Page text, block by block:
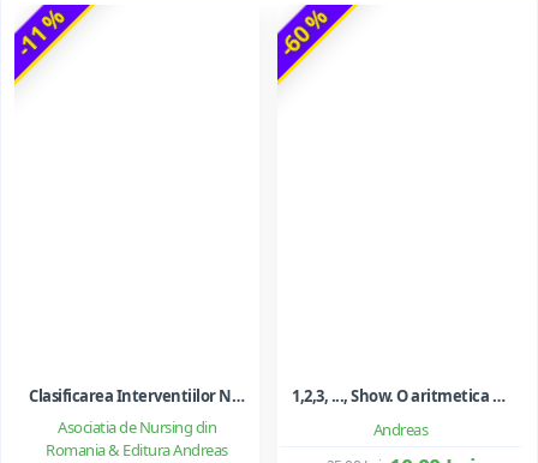
-11 %
Asociatia de Nursing din
Romania & Editura Andreas
Clasificarea Interventiilor Nursing (NIC)
-60 %
Andreas
1,2,3, ..., Show. O aritmetica emotionala, o poezie a matematicii - Ioan Dancila